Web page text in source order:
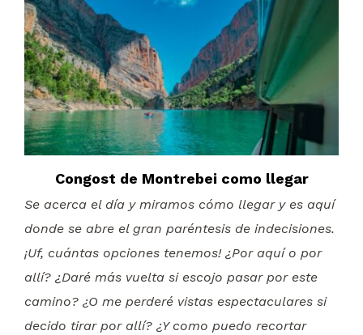
Congost de Montrebei como llegar
Se acerca el día y miramos cómo llegar y es aquí
donde se abre el gran paréntesis de indecisiones.
¡Uf, cuántas opciones tenemos! ¿Por aquí o por
allí? ¿Daré más vuelta si escojo pasar por este
camino? ¿O me perderé vistas espectaculares si
decido tirar por allí? ¿Y como puedo recortar